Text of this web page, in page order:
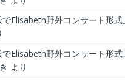
Elisabeth野外コンサート形
Elisabeth野外コンサート形
より